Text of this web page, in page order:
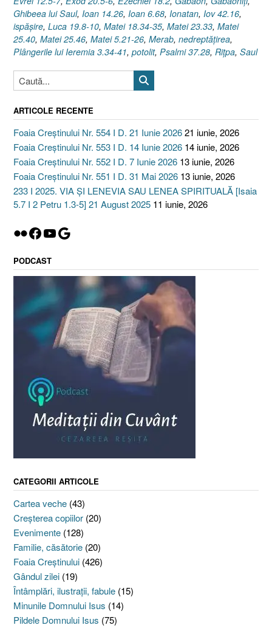
Ghibeea lui Saul, Ioan 14.26, Ioan 6.68, Ionatan, Iov 42.16,
ispăşire, Luca 19.8-10, Matei 18.34-35, Matei 23.33, Matei
25.40, Matei 25.46, Matei 5.21-26, Merab, nedreptăţirea,
Plângerile lui Ieremia 3.34-41, potolit, Psalmi 37.28, Riţpa, Saul
ARTICOLE RECENTE
Foaia Creștinului Nr. 554 I D. 21 Iunie 202621 iunie, 2026
Foaia Creștinului Nr. 553 I D. 14 Iunie 2026 14 iunie, 2026
Foaia Creștinului Nr. 552 I D. 7 Iunie 2026 13 iunie, 2026
Foaia Creștinului Nr. 551 I D. 31 Mai 2026 13 iunie, 2026
233 I 2025. VIA ȘI LENEVIA SAU LENEA SPIRITUALĂ [Isaia
5.7 I 2 Petru 1.3-5] 21 August 2025 11 iunie, 2026
Flickr
Facebook
YouTube
Google
PODCAST
CATEGORII ARTICOLE
Cartea veche (43)
Creşterea copiilor (20)
Evenimente (128)
Familie, căsătorie (20)
Foaia Creştinului (426)
Gândul zilei (19)
Întâmplări, ilustraţii, fabule (15)
Minunile Domnului Isus (14)
Pildele Domnului Isus (75)